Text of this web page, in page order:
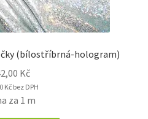
(bílostříbrná-hologram)
Kč
Kčbez DPH
za 1 m